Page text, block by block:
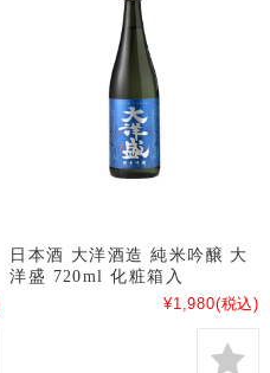
日本酒 大洋酒造 純米吟醸 大
洋盛 720ml 化粧箱入
¥1,980(税込)